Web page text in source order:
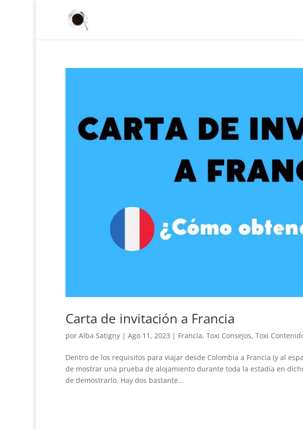
Carta de invitación a Francia
por Alba Satigny | Ago 11, 2023 | Francia, Toxi Consejos, Toxi
Dentro de los requisitos para viajar desde Colombia a Francia (y al
de mostrar una prueba de alojamiento durante toda la estadía en
de demostrarlo. Hay dos bastante...